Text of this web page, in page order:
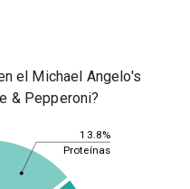
el Michael Angelo's
& Pepperoni?
13.8%
Proteínas